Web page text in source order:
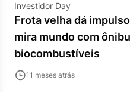
Investidor Day
Frota velha dá
mira mundo com
biocombustíveis
11 meses atrás